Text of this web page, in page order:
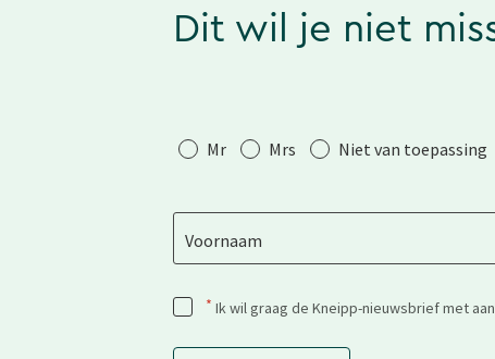
Dit wil je niet
Aanhef
Mr Mrs Niet van toepassing
Voornaam
* Ik wil graag de Kneipp-nieuwsbrief met